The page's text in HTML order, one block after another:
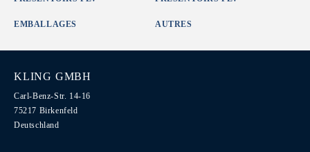
EMBALLAGES AUTRES
KLING GMBH
Carl-Benz-Str. 14-16
75217 Birkenfeld
Deutschland